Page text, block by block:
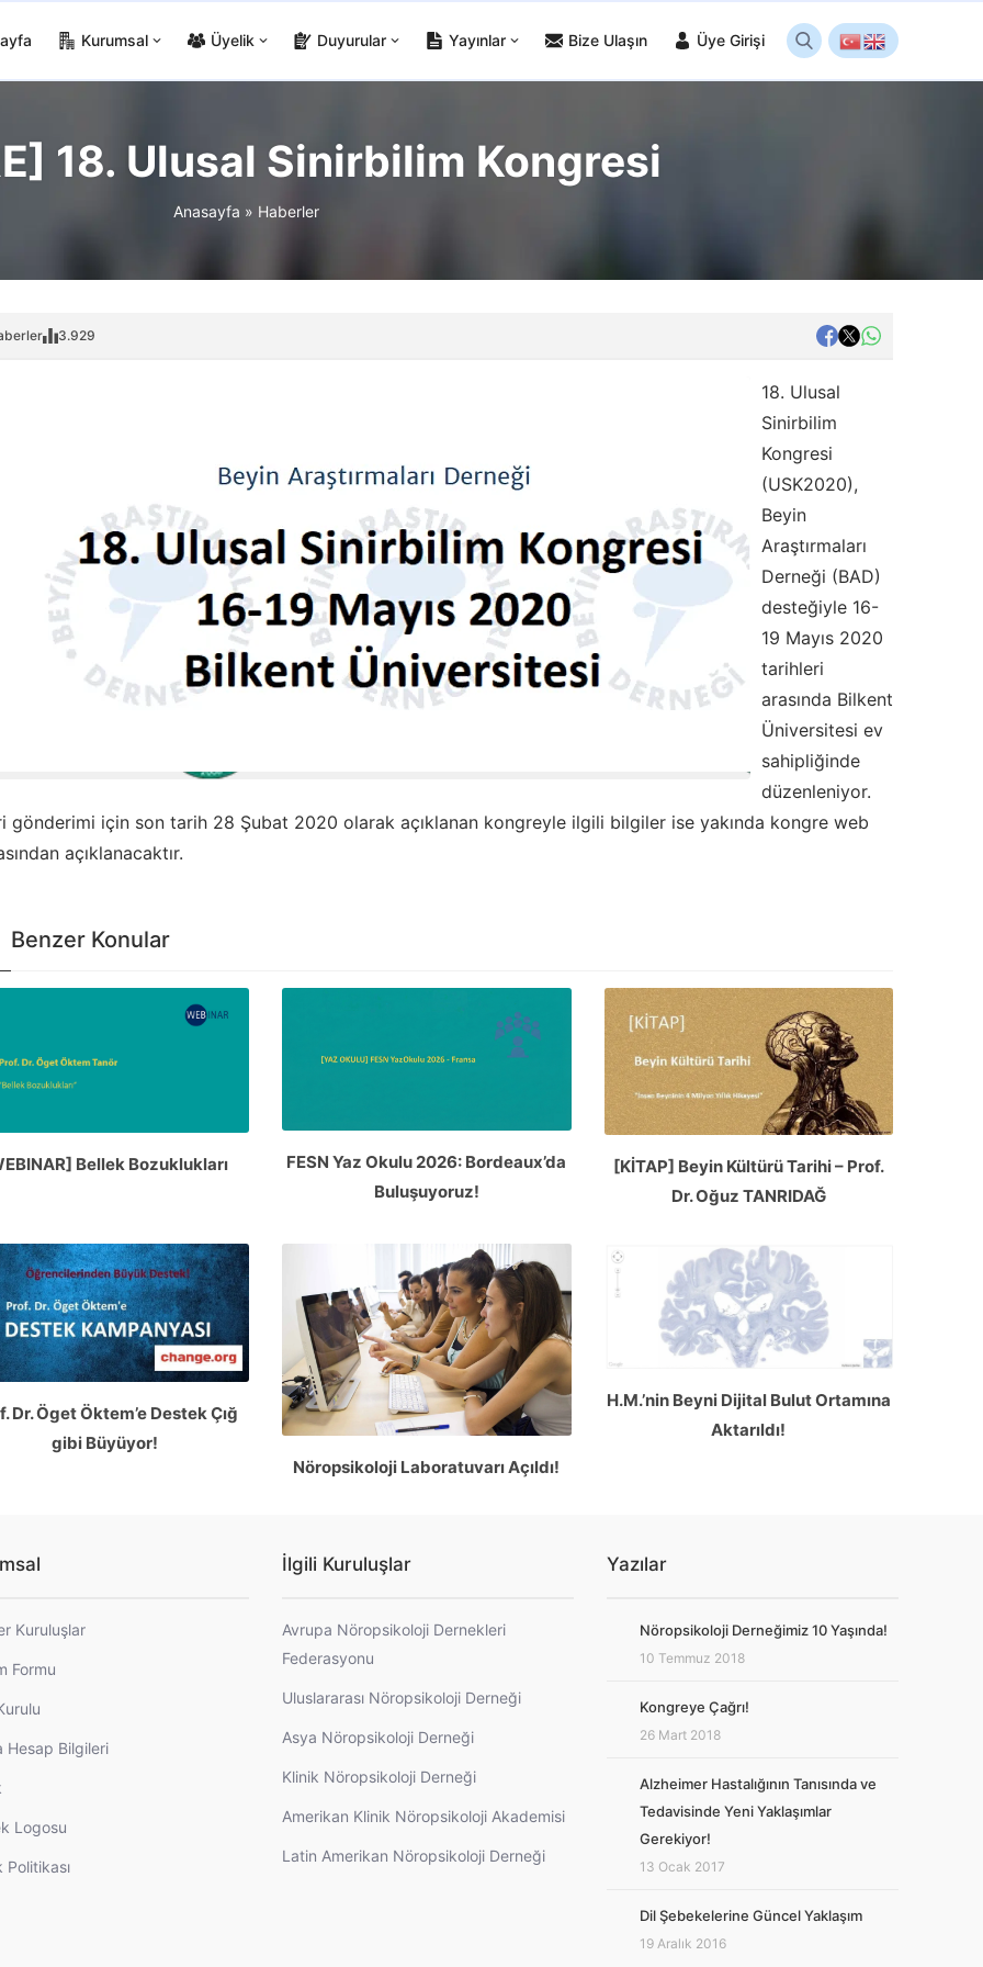
Kurumsal Üyelik Duyurular Yayınlar Bize Ulaşın Üye Girişi
18. Ulusal Sinirbilim Kongresi
Anasayfa » Haberler
3.929
18. Ulusal
Sinirbilim
Kongresi
(USK2020),
Beyin
Araştırmaları
Derneği (BAD)
desteğiyle 16-
19 Mayıs 2020
tarihleri
arasında Bilkent
Üniversitesi ev
sahipliğinde
düzenleniyor.
gönderimi için son tarih 28 Şubat 2020 olarak açıklanan kongreyle ilgili bilgiler ise yakında kongre web
açıklanacaktır.
Benzer Konular
Bellek Bozuklukları
FESN Yaz Okulu 2026: Bordeaux’da
Buluşuyoruz!
[KİTAP] Beyin Kültürü Tarihi – Prof.
Dr. Oğuz TANRIDAĞ
Dr. Öget Öktem’e Destek Çığ
gibi Büyüyor!
Nöropsikoloji Laboratuvarı Açıldı!
H.M.’nin Beyni Dijital Bulut Ortamına
Aktarıldı!
Kuruluşlar
Formu
Hesap Bilgileri
Logosu
Politikası
İlgili Kuruluşlar
Avrupa Nöropsikoloji Dernekleri
Federasyonu
Uluslararası Nöropsikoloji Derneği
Asya Nöropsikoloji Derneği
Klinik Nöropsikoloji Derneği
Amerikan Klinik Nöropsikoloji Akademisi
Latin Amerikan Nöropsikoloji Derneği
Yazılar
Nöropsikoloji Derneğimiz 10 Yaşında!
10 Temmuz 2018
Kongreye Çağrı!
26 Mart 2018
Alzheimer Hastalığının Tanısında ve
Tedavisinde Yeni Yaklaşımlar
Gerekiyor!
13 Ocak 2017
Dil Şebekelerine Güncel Yaklaşım
19 Aralık 2016